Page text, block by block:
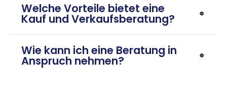
Welche Vorteile bietet eine
Kauf und Verkaufsberatung?
Wie kann ich eine Beratung in
Anspruch nehmen?